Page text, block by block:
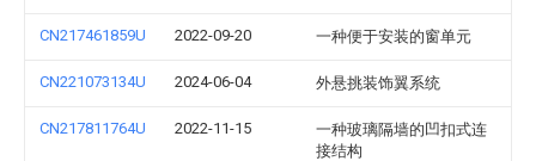
CN217461859U 2022-09-20 一种便于安装的窗单元
CN221073134U 2024-06-04 外悬挑装饰翼系统
CN217811764U 2022-11-15
一种玻璃隔墙的凹扣式连
接结构